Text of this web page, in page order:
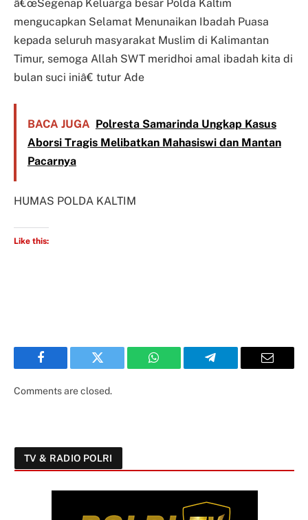
â€œSegenap Keluarga besar Polda Kaltim
mengucapkan Selamat Menunaikan Ibadah Puasa
kepada seluruh masyarakat Muslim di Kalimantan
Timur, semoga Allah SWT meridhoi amal ibadah kita di
bulan suci iniâ€ tutur Ade
BACA JUGA Polresta Samarinda Ungkap Kasus
Aborsi Tragis Melibatkan Mahasiswi dan Mantan
Pacarnya
HUMAS POLDA KALTIM
Like this:
Facebook Twitter WhatsApp Telegram Email
Comments are closed.
TV & RADIO POLRI